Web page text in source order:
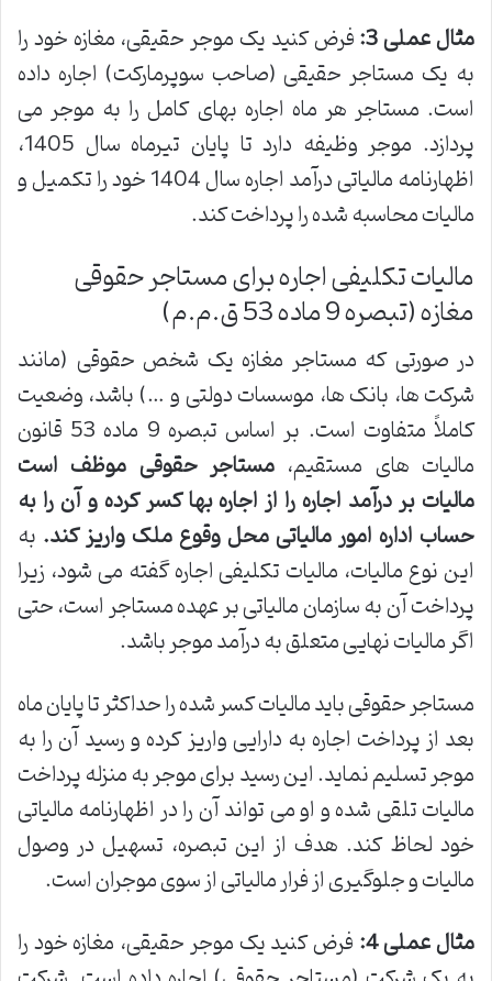
مثال عملی 3:
فرض کنید یک موجر حقیقی، مغازه خود را
به یک مستاجر حقیقی (صاحب سوپرمارکت) اجاره داده
است. مستاجر هر ماه اجاره بهای کامل را به موجر می
پردازد. موجر وظیفه دارد تا پایان تیرماه سال 1405،
اظهارنامه مالیاتی درآمد اجاره سال 1404 خود را تکمیل و
مالیات محاسبه شده را پرداخت کند.
مالیات تکلیفی اجاره برای مستاجر حقوقی
مغازه (تبصره 9 ماده 53 ق.م.م)
در صورتی که مستاجر مغازه یک شخص حقوقی (مانند
شرکت ها، بانک ها، موسسات دولتی و …) باشد، وضعیت
کاملاً متفاوت است. بر اساس تبصره 9 ماده 53 قانون
مالیات های مستقیم، مستاجر حقوقی موظف است
مالیات بر درآمد اجاره را از اجاره بها کسر کرده و آن را به
حساب اداره امور مالیاتی محل وقوع ملک واریز کند. به
این نوع مالیات، مالیات تکلیفی اجاره گفته می شود، زیرا
پرداخت آن به سازمان مالیاتی بر عهده مستاجر است، حتی
اگر مالیات نهایی متعلق به درآمد موجر باشد.
مستاجر حقوقی باید مالیات کسر شده را حداکثر تا پایان ماه
بعد از پرداخت اجاره به دارایی واریز کرده و رسید آن را به
موجر تسلیم نماید. این رسید برای موجر به منزله پرداخت
مالیات تلقی شده و او می تواند آن را در اظهارنامه مالیاتی
خود لحاظ کند. هدف از این تبصره، تسهیل در وصول
مالیات و جلوگیری از فرار مالیاتی از سوی موجران است.
مثال عملی 4: فرض کنید یک موجر حقیقی، مغازه خود را